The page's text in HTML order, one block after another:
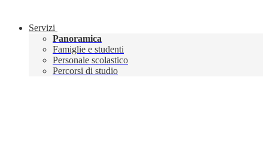
Servizi
Panoramica
Famiglie e studenti
Personale scolastico
Percorsi di studio